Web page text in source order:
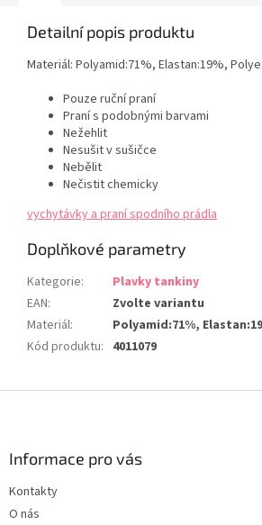
Detailní popis produktu
Materiál: Polyamid:71%, Elastan:19%,
Pouze ruční praní
Praní s podobnými barvami
Nežehlit
Nesušit v sušičce
Nebělit
Nečistit chemicky
vychytávky a praní spodního prádla
Doplňkové parametry
Kategorie:
Plavky tankiny
EAN:
Zvolte variantu
Materiál:
Polyamid:71%,
Kód produktu: 4011079
Informace pro vás
Kontakty
O nás